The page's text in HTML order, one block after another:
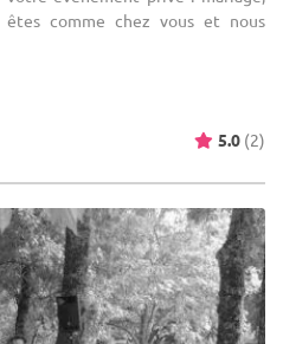
êtes comme chez vous et nous
5.0 (2)